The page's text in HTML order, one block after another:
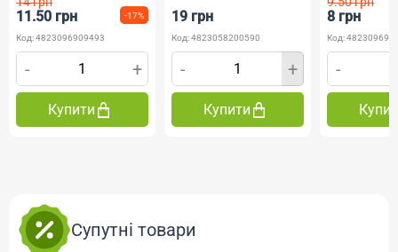
11.50 грн -17%
Код: 4823096909493
- +
Купити
19 грн
Код: 4823058200590
- +
Купити
8 грн
Код:
-
Супутні товари